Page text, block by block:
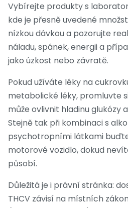
Vybírejte produkty s
kde je přesně uvedené
nízkou dávkou a pozorujte
náladu, spánek, energii a
jako úzkost nebo závratě.
Pokud užíváte léky na
metabolické léky, promluvte
může ovlivnit hladinu glukózy
Stejně tak při kombinaci s
psychotropními látkami
motorové vozidlo, dokud
působí.
Důležitá je i právní stránka:
THCV závisí na místních